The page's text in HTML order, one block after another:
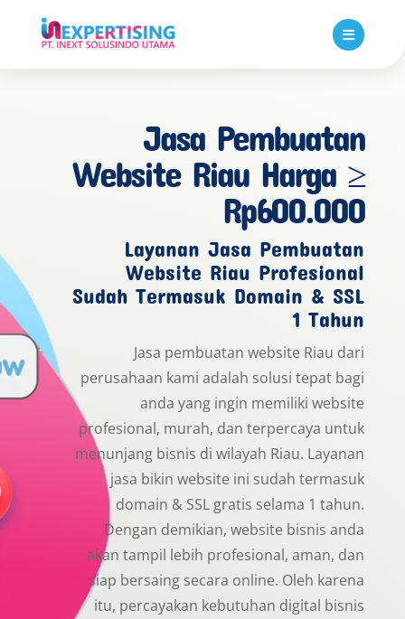

Jasa Pembuatan
Website Riau Harga ≥
Rp600.000
Layanan Jasa Pembuatan
Website Riau Profesional
Sudah Termasuk Domain & SSL
1 Tahun
Jasa pembuatan website Riau dari
perusahaan kami adalah solusi tepat bagi
anda yang ingin memiliki website
profesional, murah, dan terpercaya untuk
menunjang bisnis di wilayah Riau. Layanan
jasa bikin website ini sudah termasuk
domain & SSL gratis selama 1 tahun.
Dengan demikian, website bisnis anda
akan tampil lebih profesional, aman, dan
siap bersaing secara online. Oleh karena
itu, percayakan kebutuhan digital bisnis